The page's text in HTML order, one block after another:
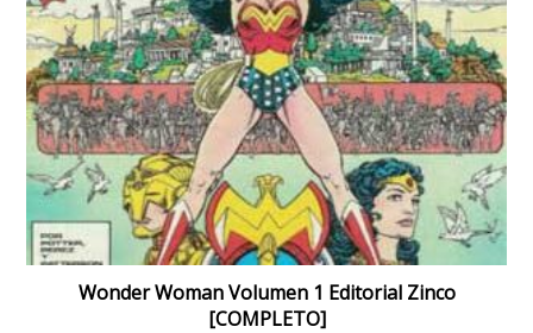
Wonder Woman Volumen 1 Editorial Zinco
[COMPLETO]